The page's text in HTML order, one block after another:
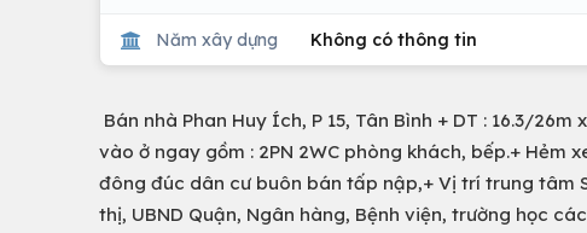
Năm xây dựng Không có thông tin
Bán nhà Phan Huy Ích, P 15, Tân Bình + DT : 16.3/
vào ở ngay gồm : 2PN 2WC phòng khách, bếp.+ Hẻm
đông đúc dân cư buôn bán tấp nập,+ Vị trí trung tâm
thị, UBND Quận, Ngân hàng, Bệnh viện, trường học